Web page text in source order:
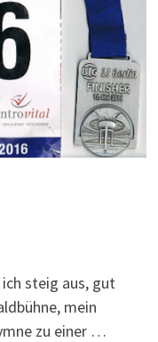
steig aus, gut
mein
zu einer …